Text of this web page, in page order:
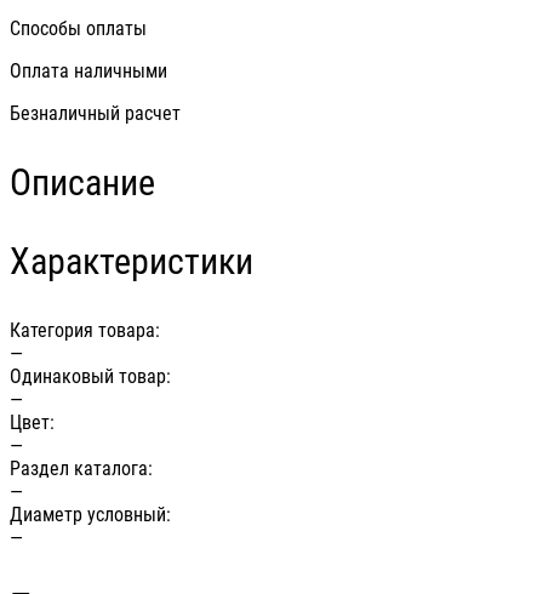
Способы оплаты
Оплата наличными
Безналичный расчет
Описание
Характеристики
Категория товара:
—
Одинаковый товар:
—
Цвет:
—
Раздел каталога:
—
Диаметр условный:
—